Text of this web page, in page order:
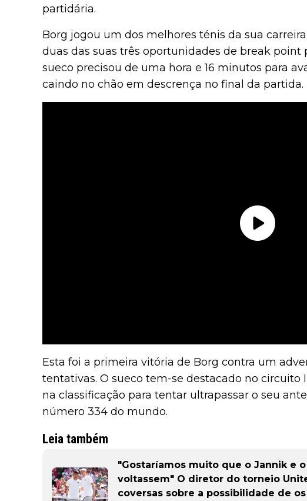
partidária.
Borg jogou um dos melhores ténis da sua
duas das suas três oportunidades de break point
sueco precisou de uma hora e 16 minutos para
caindo no chão em descrença no final da partida.
Esta foi a primeira vitória de Borg contra um
tentativas. O sueco tem-se destacado no circuito
na classificação para tentar ultrapassar o seu
número 334 do mundo.
Leia também
"Gostaríamos muito que o Jannik e
voltassem" O diretor do torneio
coversas sobre a possibilidade de